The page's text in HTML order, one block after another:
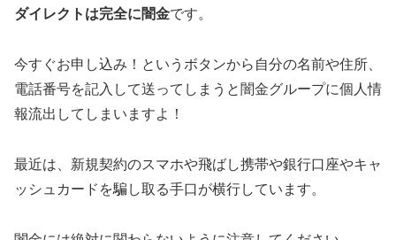
ダイレクトは完全に闇金です。
今すぐお申し込み！というボタンから自分の名前や住所、
電話番号を記入して送ってしまうと闇金グループに個人情
報流出してしまいますよ！
最近は、新規契約のスマホや飛ばし携帯や銀行口座やキャ
ッシュカードを騙し取る手口が横行しています。